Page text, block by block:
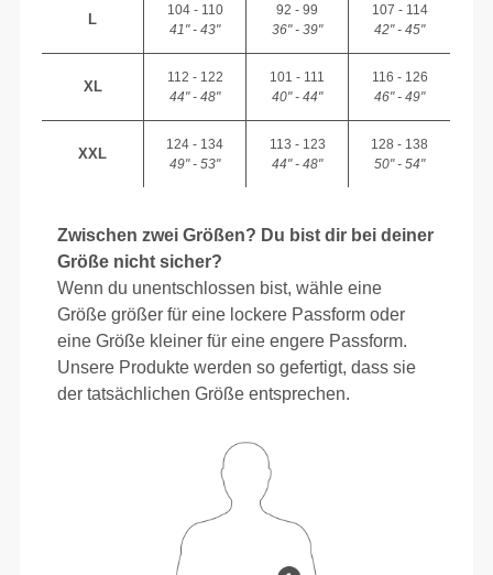
L
104 - 110
41" - 43"
92 - 99
36" - 39"
107 - 114
42" - 45"
XL
112 - 122
44" - 48"
101 - 111
40" - 44"
116 - 126
46" - 49"
XXL
124 - 134
49" - 53"
113 - 123
44" - 48"
128 - 138
50" - 54"
Zwischen zwei Größen? Du bist dir bei deiner
Größe nicht sicher?
Wenn du unentschlossen bist, wähle eine
Größe größer für eine lockere Passform oder
eine Größe kleiner für eine engere Passform.
Unsere Produkte werden so gefertigt, dass sie
der tatsächlichen Größe entsprechen.